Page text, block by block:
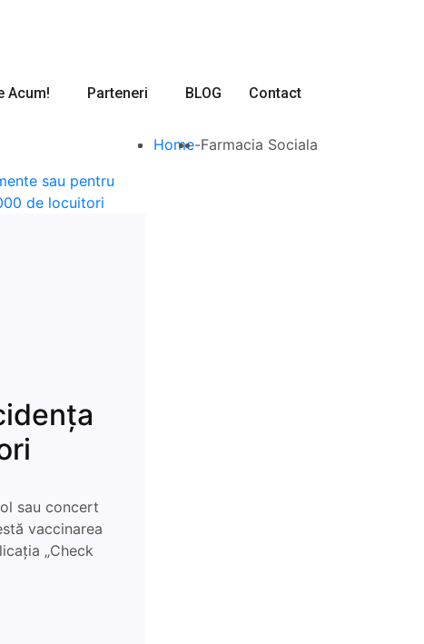
Acum! Parteneri BLOG Contact
Home-Farmacia Sociala
sau concert
vaccinarea
„Check